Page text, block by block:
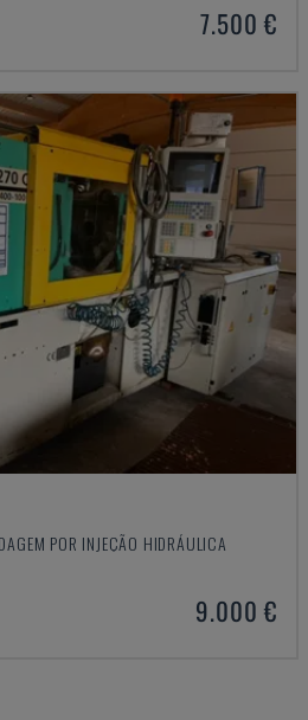
7.500 €
POR INJEÇÃO HIDRÁULICA
9.000 €